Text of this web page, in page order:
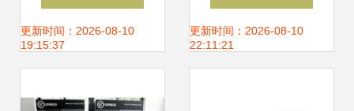
互联网金融IT外包
更新时间：2026-08-10
19:15:37
务后市或将这样走
更新时间：2026-08-10
22:11:21